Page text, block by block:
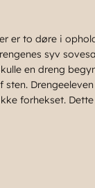
er to døre i
syv
en dreng
forhekset.